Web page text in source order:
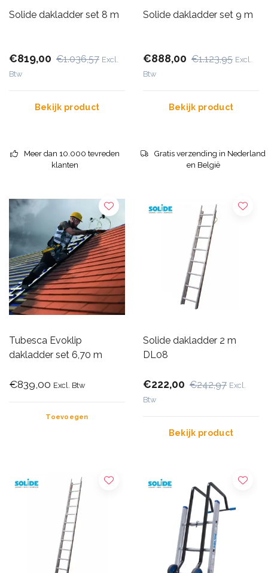
Solide dakladder set 8 m
€819,00 €1.036,57 Excl.
Btw
Bekijk product
Solide dakladder set 9 m
€888,00 €1.123,95 Excl.
Btw
Bekijk product
Meer dan 10.000 tevreden
klanten
Gratis verzending in Nederland
en België
Tubesca Evoklip
dakladder set 6,70 m
€839,00 Excl. Btw
Toevoegen
Solide dakladder 2 m
DL08
€222,00 €242,97 Excl.
Btw
Bekijk product